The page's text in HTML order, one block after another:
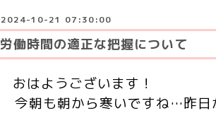
2024-10-21 07:30:00
労働時間の適正な把握について
おはようございます！
今朝も朝から寒いですね…昨日